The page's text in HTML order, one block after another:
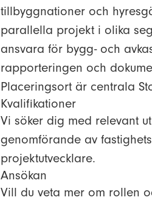
tillbyggnationer och
parallella projekt i olika
ansvara för bygg- och
rapporteringen och
Placeringsort är centrala
Kvalifikationer
Vi söker dig med relevant
genomförande av
projektutvecklare.
Ansökan
Vill du veta mer om rollen